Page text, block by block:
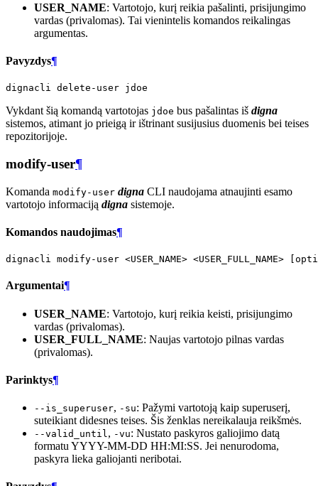
USER_NAME: Vartotojo, kurį reikia pašalinti, prisijungimo
vardas (privalomas). Tai vienintelis komandos reikalingas
argumentas.
Pavyzdys¶
dignacli delete-user
Vykdant šią komandą vartotojas jdoe bus pašalintas iš digna
sistemos, atimant jo prieigą ir ištrinant susijusius duomenis bei teises
repozitorijoje.
modify-user¶
Komanda modify-user digna CLI naudojama atnaujinti esamo
vartotojo informaciją digna sistemoje.
Komandos naudojimas¶
dignacli modify-user <USER_NAME> <USER_FULL_NAME>
Argumentai¶
USER_NAME: Vartotojo, kurį reikia keisti, prisijungimo
vardas (privalomas).
USER_FULL_NAME: Naujas vartotojo pilnas vardas
(privalomas).
Parinktys¶
--is_superuser, -su: Pažymi vartotoją kaip superuserį,
suteikiant didesnes teises. Šis ženklas nereikalauja reikšmės.
--valid_until, -vu: Nustato paskyros galiojimo datą
formatu YYYY-MM-DD HH:MI:SS. Jei nenurodoma,
paskyra lieka galiojanti neribotai.